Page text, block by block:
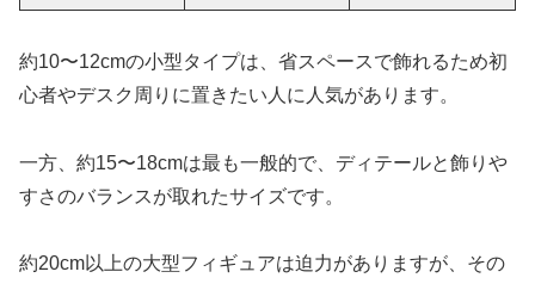
約10〜12cmの小型タイプは、省スペースで飾れるため初
心者やデスク周りに置きたい人に人気があります。
一方、約15〜18cmは最も一般的で、ディテールと飾りや
すさのバランスが取れたサイズです。
約20cm以上の大型フィギュアは迫力がありますが、その